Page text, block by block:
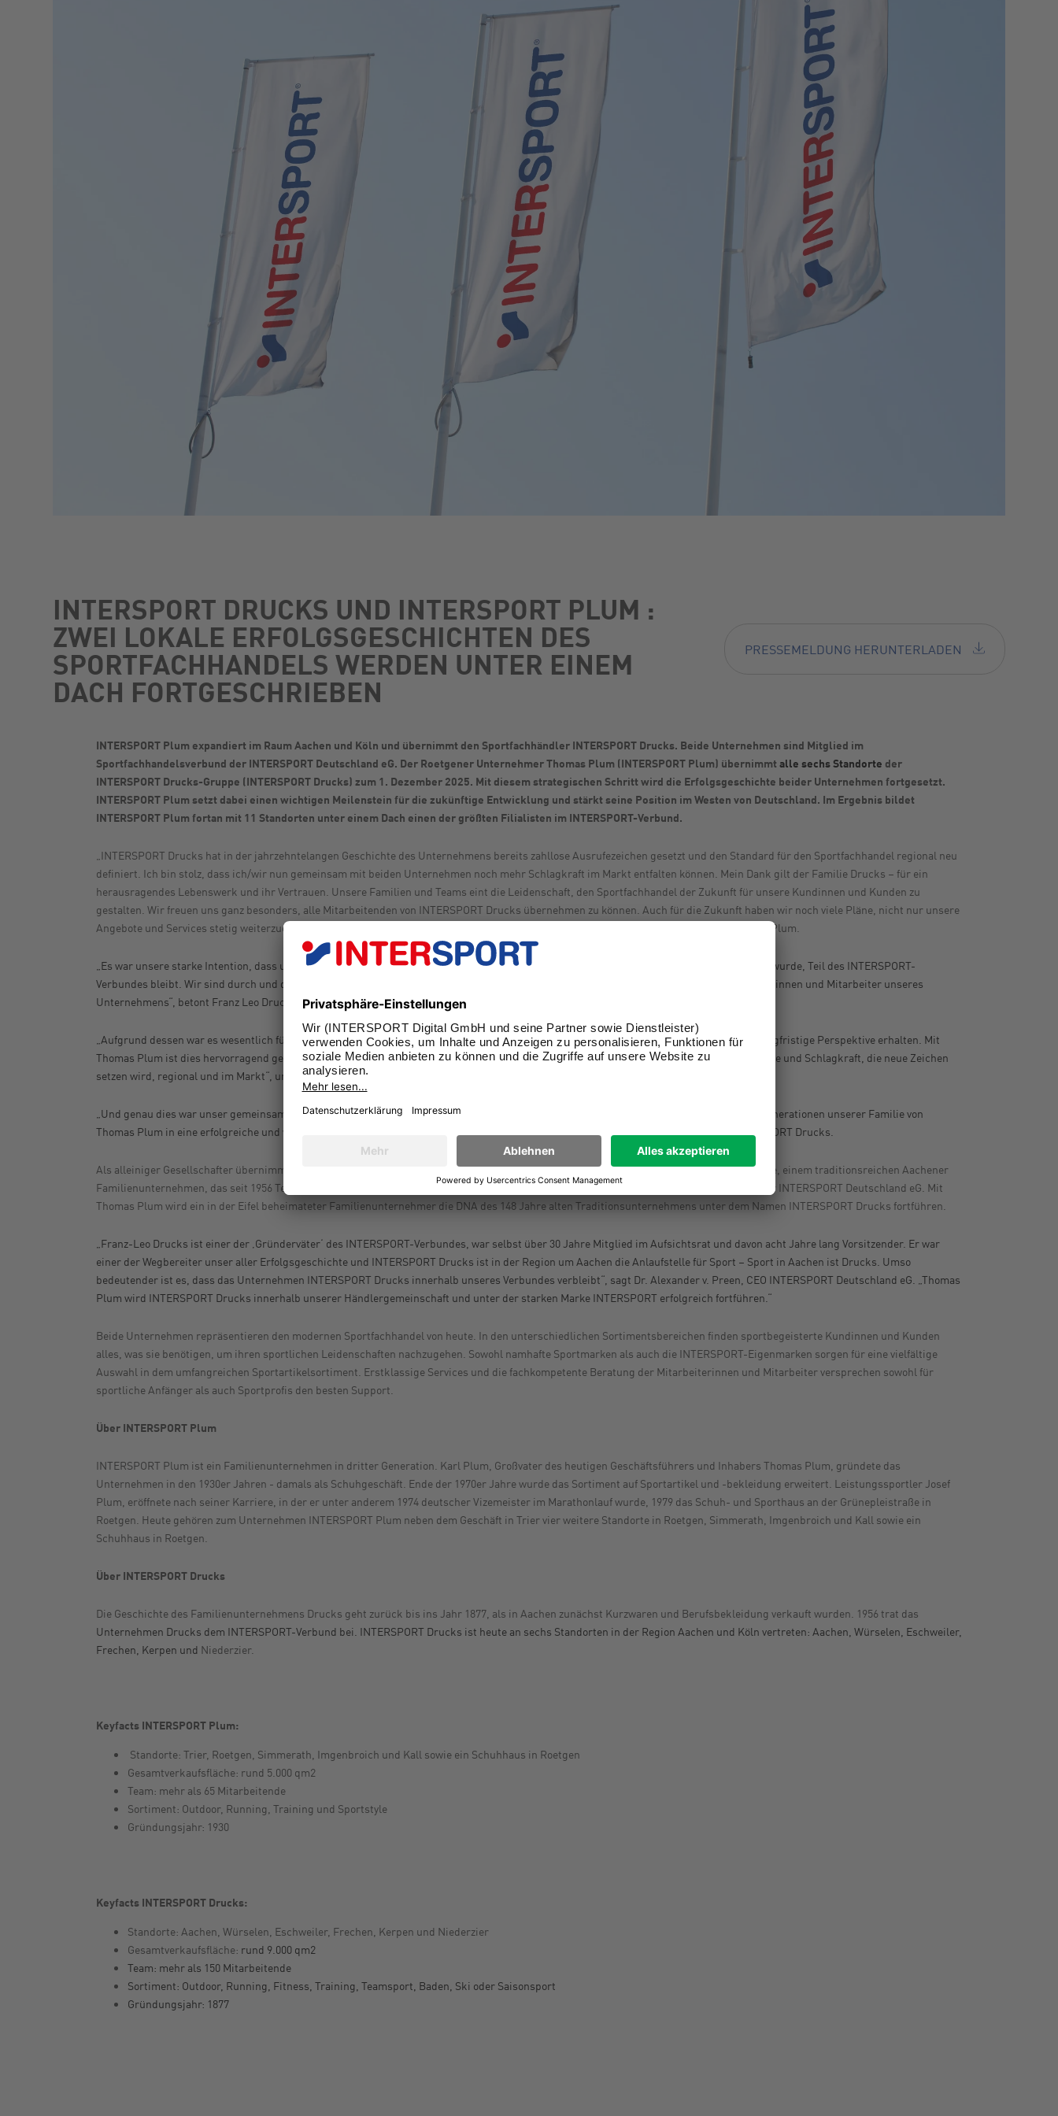
INTERSPORT DRUCKS UND INTERSPORT PLUM :
ZWEI LOKALE ERFOLGSGESCHICHTEN DES
SPORTFACHHANDELS WERDEN UNTER EINEM
DACH FORTGESCHRIEBEN
PRESSEMELDUNG HERUNTERLADEN
INTERSPORT Plum expandiert im Raum Aachen und Köln und übernimmt den Sportfachhändler INTERSPORT Drucks. Beide Unternehmen sind Mitglied im
Sportfachhandelsverbund der INTERSPORT Deutschland eG. Der Roetgener Unternehmer Thomas Plum (INTERSPORT Plum) übernimmt alle sechs Standorte der
INTERSPORT Drucks-Gruppe (INTERSPORT Drucks) zum 1. Dezember 2025. Mit diesem strategischen Schritt wird die Erfolgsgeschichte beider Unternehmen fortgesetzt.
INTERSPORT Plum setzt dabei einen wichtigen Meilenstein für die zukünftige Entwicklung und stärkt seine Position im Westen von Deutschland. Im Ergebnis bildet
INTERSPORT Plum fortan mit 11 Standorten unter einem Dach einen der größten Filialisten im INTERSPORT-Verbund.
„INTERSPORT Drucks hat in der jahrzehntelangen Geschichte des Unternehmens bereits zahllose Ausrufezeichen gesetzt und den Standard für den Sportfachhandel regional neu
definiert. Ich bin stolz, dass ich/wir nun gemeinsam mit beiden Unternehmen noch mehr Schlagkraft im Markt entfalten können. Mein Dank gilt der Familie Drucks – für ein
herausragendes Lebenswerk und ihr Vertrauen. Unsere Familien und Teams eint die Leidenschaft, den Sportfachhandel der Zukunft für unsere Kundinnen und Kunden zu
gestalten. Wir freuen uns ganz besonders, alle Mitarbeitenden von INTERSPORT Drucks übernehmen zu können. Auch für die Zukunft haben wir noch viele Pläne, nicht nur unsere
Angebote und Services stetig weiterzuentwickeln, sondern auch unser Unternehmen“, betont Thomas Plum, Geschäftsführer INTERSPORT Plum.
„Es war unsere starke Intention, dass unser Traditionsunternehmen, das über fünf Generationen von unserer Familie geprägt und gestaltet wurde, Teil des INTERSPORT-
Verbundes bleibt. Wir sind durch und durch Familienunternehmer und unsere Teams sind teilweise seit Jahrzehnten geschätzte Mitarbeiterinnen und Mitarbeiter unseres
Unternehmens“, betont Franz Leo Drucks, Geschäftsführer INTERSPORT Drucks.
„Aufgrund dessen war es wesentlich für uns, dass alle Mitarbeiterinnen und Mitarbeiter unter einem neuen Eigner eine erfolgreiche und langfristige Perspektive erhalten. Mit
Thomas Plum ist dies hervorragend gelungen: Die Kombination beider Unternehmen mit allen Synergien führt künftig zu einer Betriebsgröße und Schlagkraft, die neue Zeichen
setzen wird, regional und im Markt“, unterstreicht Christoph Drucks, Geschäftsführer INTERSPORT Drucks.
„Und genau dies war unser gemeinsames Ziel für die weitere Entwicklung unseres Unternehmens, denn damit wird das Lebenswerk von Generationen unserer Familie von
Thomas Plum in eine erfolgreiche und weiter wachstumsstarke Zukunft geführt“, untermauert Sebastian Drucks, Geschäftsführer INTERSPORT Drucks.
Als alleiniger Gesellschafter übernimmt Thomas Plum ab dem 01.12.2025 die Geschäftsführung der bisherigen INTERSPORT Drucks-Gruppe, einem traditionsreichen Aachener
Familienunternehmen, das seit 1956 Teil des INTERSPORT-Verbundes ist. INTERSPORT Drucks ist dabei eines der Gründungsmitglieder der INTERSPORT Deutschland eG. Mit
Thomas Plum wird ein in der Eifel beheimateter Familienunternehmer die DNA des 148 Jahre alten Traditionsunternehmens unter dem Namen INTERSPORT Drucks fortführen.
„Franz-Leo Drucks ist einer der ‚Gründerväter‘ des INTERSPORT-Verbundes, war selbst über 30 Jahre Mitglied im Aufsichtsrat und davon acht Jahre lang Vorsitzender. Er war
einer der Wegbereiter unser aller Erfolgsgeschichte und INTERSPORT Drucks ist in der Region um Aachen die Anlaufstelle für Sport – Sport in Aachen ist Drucks. Umso
bedeutender ist es, dass das Unternehmen INTERSPORT Drucks innerhalb unseres Verbundes verbleibt“, sagt Dr. Alexander v. Preen, CEO INTERSPORT Deutschland eG. „Thomas
Plum wird INTERSPORT Drucks innerhalb unserer Händlergemeinschaft und unter der starken Marke INTERSPORT erfolgreich fortführen.“
Beide Unternehmen repräsentieren den modernen Sportfachhandel von heute. In den unterschiedlichen Sortimentsbereichen finden sportbegeisterte Kundinnen und Kunden
alles, was sie benötigen, um ihren sportlichen Leidenschaften nachzugehen. Sowohl namhafte Sportmarken als auch die INTERSPORT-Eigenmarken sorgen für eine vielfältige
Auswahl in dem umfangreichen Sportartikelsortiment. Erstklassige Services und die fachkompetente Beratung der Mitarbeiterinnen und Mitarbeiter versprechen sowohl für
sportliche Anfänger als auch Sportprofis den besten Support.
Über INTERSPORT Plum
INTERSPORT Plum ist ein Familienunternehmen in dritter Generation. Karl Plum, Großvater des heutigen Geschäftsführers und Inhabers Thomas Plum, gründete das
Unternehmen in den 1930er Jahren - damals als Schuhgeschäft. Ende der 1970er Jahre wurde das Sortiment auf Sportartikel und -bekleidung erweitert. Leistungssportler Josef
Plum, eröffnete nach seiner Karriere, in der er unter anderem 1974 deutscher Vizemeister im Marathonlauf wurde, 1979 das Schuh- und Sporthaus an der Grünepleistraße in
Roetgen. Heute gehören zum Unternehmen INTERSPORT Plum neben dem Geschäft in Trier vier weitere Standorte in Roetgen, Simmerath, Imgenbroich und Kall sowie ein
Schuhhaus in Roetgen.
Über INTERSPORT Drucks
Die Geschichte des Familienunternehmens Drucks geht zurück bis ins Jahr 1877, als in Aachen zunächst Kurzwaren und Berufsbekleidung verkauft wurden. 1956 trat das
Unternehmen Drucks dem INTERSPORT-Verbund bei. INTERSPORT Drucks ist heute an sechs Standorten in der Region Aachen und Köln vertreten: Aachen, Würselen, Eschweiler,
Frechen, Kerpen und Niederzier.
Keyfacts INTERSPORT Plum:
Standorte: Trier, Roetgen, Simmerath, Imgenbroich und Kall sowie ein Schuhhaus in Roetgen
Gesamtverkaufsfläche: rund 5.000 qm2
Team: mehr als 65 Mitarbeitende
Sortiment: Outdoor, Running, Training und Sportstyle
Gründungsjahr: 1930
Keyfacts INTERSPORT Drucks:
Standorte: Aachen, Würselen, Eschweiler, Frechen, Kerpen und Niederzier
Gesamtverkaufsfläche: rund 9.000 qm2
Team: mehr als 150 Mitarbeitende
Sortiment: Outdoor, Running, Fitness, Training, Teamsport, Baden, Ski oder Saisonsport
Gründungsjahr: 1877